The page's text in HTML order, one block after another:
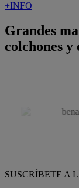
+INFO
Grandes
colchones y
SUSCRÍBETE A